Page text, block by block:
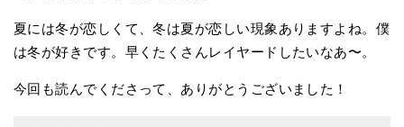
夏には冬が恋しくて、冬は夏が恋しい現象ありますよね。僕
は冬が好きです。早くたくさんレイヤードしたいなあ〜。
今回も読んでくださって、ありがとうございました！